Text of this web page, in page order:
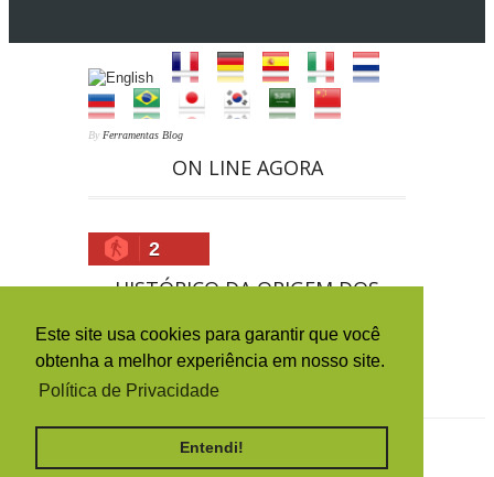
Este site usa cookies para garantir que você
obtenha a melhor experiência em nosso site.
Política de Privacidade
Entendi!
By Ferramentas Blog
ON LINE AGORA
2
HISTÓRICO DA ORIGEM DOS
Todos os Direitos Reservados